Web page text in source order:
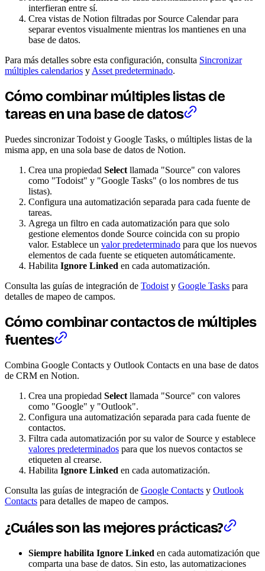
interfieran entre sí.
Crea vistas de Notion filtradas por Source Calendar para
separar eventos visualmente mientras los mantienes en una
base de datos.
Para más detalles sobre esta configuración, consulta Sincronizar
múltiples calendarios y Asset predeterminado.
Cómo combinar múltiples listas de
tareas en una base de datos
Puedes sincronizar Todoist y Google Tasks, o múltiples listas de la
misma app, en una sola base de datos de Notion.
Crea una propiedad Select llamada "Source" con valores
como "Todoist" y "Google Tasks" (o los nombres de tus
listas).
Configura una automatización separada para cada fuente de
tareas.
Agrega un filtro en cada automatización para que solo
gestione elementos donde Source coincida con su propio
valor. Establece un valor predeterminado para que los nuevos
elementos de cada fuente se etiqueten automáticamente.
Habilita Ignore Linked en cada automatización.
Consulta las guías de integración de Todoist y Google Tasks para
detalles de mapeo de campos.
Cómo combinar contactos de múltiples
fuentes
Combina Google Contacts y Outlook Contacts en una base de datos
de CRM en Notion.
Crea una propiedad Select llamada "Source" con valores
como "Google" y "Outlook".
Configura una automatización separada para cada fuente de
contactos.
Filtra cada automatización por su valor de Source y establece
valores predeterminados para que los nuevos contactos se
etiqueten al crearse.
Habilita Ignore Linked en cada automatización.
Consulta las guías de integración de Google Contacts y Outlook
Contacts para detalles de mapeo de campos.
¿Cuáles son las mejores prácticas?
Siempre habilita Ignore Linked en cada automatización que
comparta una base de datos. Sin esto, las automatizaciones